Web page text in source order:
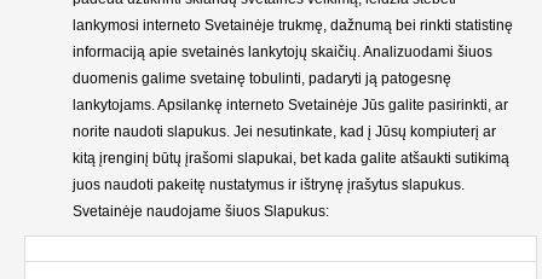
lankymosi interneto Svetainėje trukmę, dažnumą bei rinkti statistinę
informaciją apie svetainės lankytojų skaičių. Analizuodami šiuos
duomenis galime svetainę tobulinti, padaryti ją patogesnę
lankytojams. Apsilankę interneto Svetainėje Jūs galite pasirinkti, ar
norite naudoti slapukus. Jei nesutinkate, kad į Jūsų kompiuterį ar
kitą įrenginį būtų įrašomi slapukai, bet kada galite atšaukti sutikimą
juos naudoti pakeitę nustatymus ir ištrynę įrašytus slapukus.
Svetainėje naudojame šiuos Slapukus: